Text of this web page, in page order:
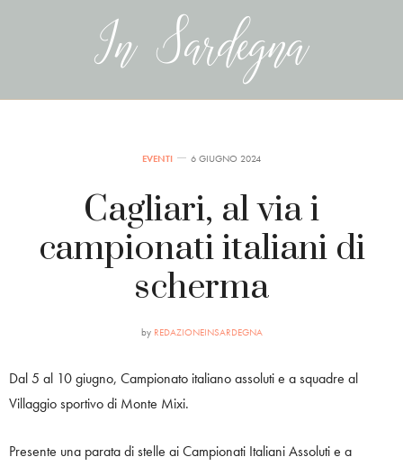
EVENTI 6 GIUGNO 2024
Cagliari, al via i
campionati italiani di
scherma
by REDAZIONEINSARDEGNA
Dal 5 al 10 giugno, Campionato italiano assoluti e a squadre al
Villaggio sportivo di Monte Mixi.
Presente una parata di stelle ai Campionati Italiani Assoluti e a